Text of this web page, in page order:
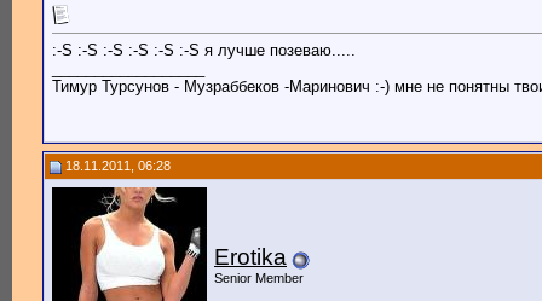
:-S :-S :-S :-S :-S :-S я лучше позеваю.....
Тимур Турсунов - Музраббеков -Маринович :-) мне не понятны
18.11.2011, 06:28
Erotika
Senior Member